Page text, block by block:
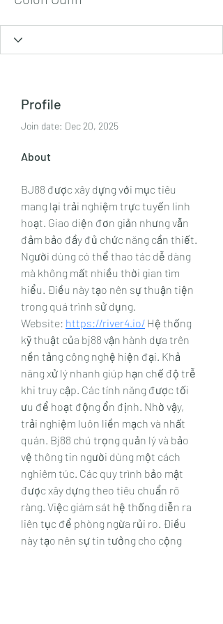
Profile
Join date: Dec 20, 2025
About
BJ88 được xây dựng với mục tiêu
mang lại trải nghiệm trực tuyến linh
hoạt. Giao diện đơn giản nhưng vẫn
đảm bảo đầy đủ chức năng cần thiết.
Người dùng có thể thao tác dễ dàng
mà không mất nhiều thời gian tìm
hiểu. Điều này tạo nên sự thuận tiện
trong quá trình sử dụng.
Website: https://river4.io/ Hệ thống
kỹ thuật của bj88 vận hành dựa trên
nền tảng công nghệ hiện đại. Khả
năng xử lý nhanh giúp hạn chế độ trễ
khi truy cập. Các tính năng được tối
ưu để hoạt động ổn định. Nhờ vậy,
trải nghiệm luôn liền mạch và nhất
quán. Bj88 chú trọng quản lý và bảo
vệ thông tin người dùng một cách
nghiêm túc. Các quy trình bảo mật
được xây dựng theo tiêu chuẩn rõ
ràng. Việc giám sát hệ thống diễn ra
liên tục để phòng ngừa rủi ro. Điều
này tạo nên sự tin tưởng cho cộng